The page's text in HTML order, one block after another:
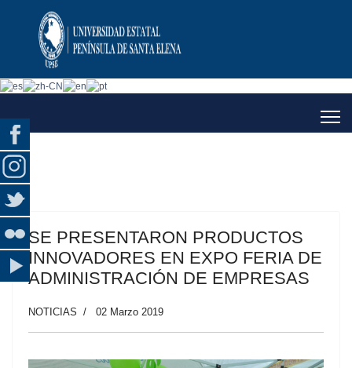
SE PRESENTARON PRODUCTOS
INNOVADORES EN EXPO FERIA DE
ADMINISTRACIÓN DE EMPRESAS
NOTICIAS 02 Marzo 2019